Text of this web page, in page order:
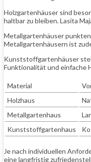
Holzgartenhäuser sind
haltbar zu bleiben. Lasita
Metallgartenhäuser
Metallgartenhäusern ist
Kunststoffgartenhäuser
Funktionalität und einfache
Material
Holzhaus
Metallgartenhaus
Kunststoffgartenhaus
Je nach individuellen
eine langfristig